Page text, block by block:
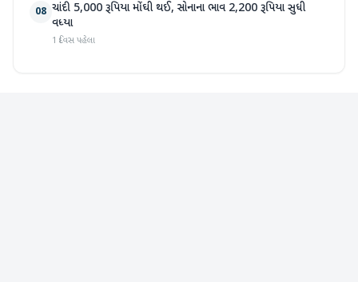
08 ચાંદી 5,000 રૂપિયા મોંઘી થઈ, સોનાના ભાવ 2,200 રૂપિયા સુધી
વધ્યા
1 દિવસ પહેલા